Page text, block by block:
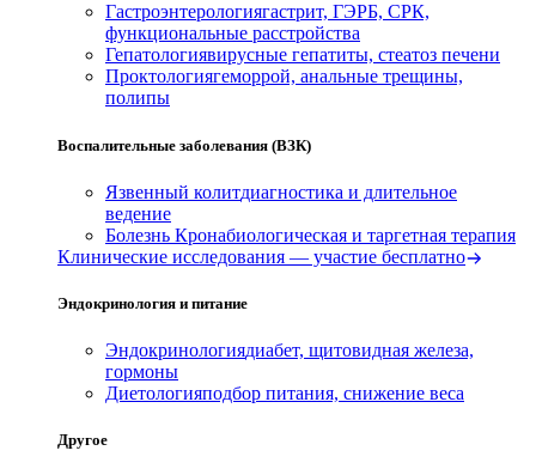
Гастроэнтерологиягастрит, ГЭРБ, СРК,
функциональные расстройства
Гепатологиявирусные гепатиты, стеатоз печени
Проктологиягеморрой, анальные трещины,
полипы
Воспалительные заболевания (ВЗК)
Язвенный колитдиагностика и длительное
ведение
Болезнь Кронабиологическая и таргетная терапия
Клинические исследования — участие бесплатно
Эндокринология и питание
Эндокринологиядиабет, щитовидная железа,
гормоны
Диетологияподбор питания, снижение веса
Другое